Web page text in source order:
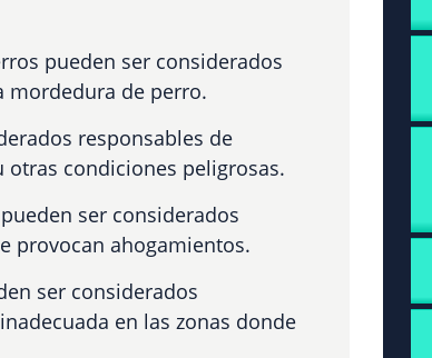
pueden ser considerados
mordedura de perro.
responsables de
condiciones peligrosas.
ser considerados
provocan ahogamientos.
ser considerados
en las zonas donde